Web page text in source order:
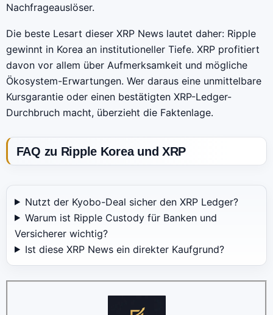
Nachfrageauslöser.
Die beste Lesart dieser XRP News lautet daher: Ripple
gewinnt in Korea an institutioneller Tiefe. XRP profitiert
davon vor allem über Aufmerksamkeit und mögliche
Ökosystem-Erwartungen. Wer daraus eine unmittelbare
Kursgarantie oder einen bestätigten XRP-Ledger-
Durchbruch macht, überzieht die Faktenlage.
FAQ zu Ripple Korea und XRP
Nutzt der Kyobo-Deal sicher den XRP Ledger?
Warum ist Ripple Custody für Banken und
Versicherer wichtig?
Ist diese XRP News ein direkter Kaufgrund?